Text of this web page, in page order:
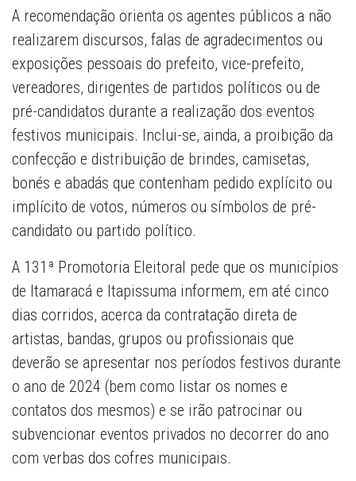
A recomendação orienta os agentes públicos a não
realizarem discursos, falas de agradecimentos ou
exposições pessoais do prefeito, vice-prefeito,
vereadores, dirigentes de partidos políticos ou de
pré-candidatos durante a realização dos eventos
festivos municipais. Inclui-se, ainda, a proibição da
confecção e distribuição de brindes, camisetas,
bonés e abadás que contenham pedido explícito ou
implícito de votos, números ou símbolos de pré-
candidato ou partido político.
A 131ª Promotoria Eleitoral pede que os municípios
de Itamaracá e Itapissuma informem, em até cinco
dias corridos, acerca da contratação direta de
artistas, bandas, grupos ou profissionais que
deverão se apresentar nos períodos festivos durante
o ano de 2024 (bem como listar os nomes e
contatos dos mesmos) e se irão patrocinar ou
subvencionar eventos privados no decorrer do ano
com verbas dos cofres municipais.